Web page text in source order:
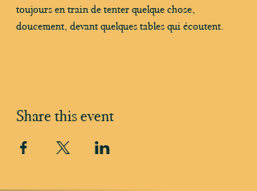
toujours en train de tenter quelque chose,
doucement, devant quelques tables qui écoutent.
Share this event